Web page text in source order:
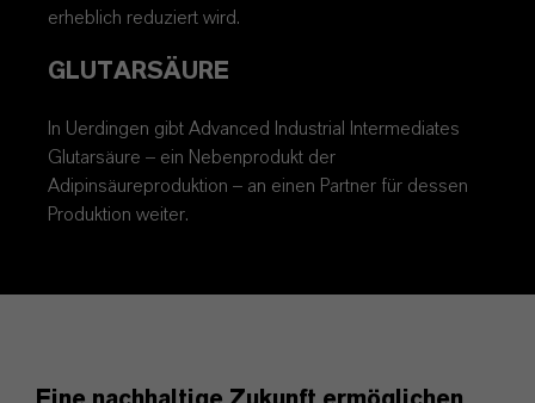
erheblich reduziert wird.
GLUTARSÄURE
In Uerdingen gibt Advanced Industrial Intermediates
Glutarsäure – ein Nebenprodukt der
Adipinsäureproduktion – an einen Partner für dessen
Produktion weiter.